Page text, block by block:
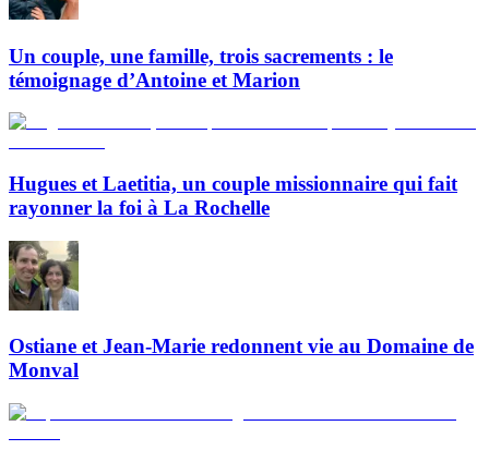
Un couple, une famille, trois sacrements : le
témoignage d’Antoine et Marion
Hugues et Laetitia, un couple missionnaire qui fait
rayonner la foi à La Rochelle
Ostiane et Jean-Marie redonnent vie au Domaine de
Monval